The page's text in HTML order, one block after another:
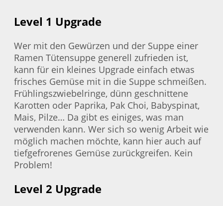
Level 1 Upgrade
Wer mit den Gewürzen und der Suppe einer
Ramen Tütensuppe generell zufrieden ist,
kann für ein kleines Upgrade einfach etwas
frisches Gemüse mit in die Suppe schmeißen.
Frühlingszwiebelringe, dünn geschnittene
Karotten oder Paprika, Pak Choi, Babyspinat,
Mais, Pilze… Da gibt es einiges, was man
verwenden kann. Wer sich so wenig Arbeit wie
möglich machen möchte, kann hier auch auf
tiefgefrorenes Gemüse zurückgreifen. Kein
Problem!
Level 2 Upgrade